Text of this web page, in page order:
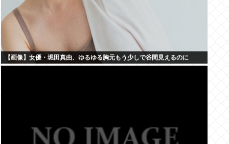
【画像】女優・堀田真由、ゆるゆる胸元もう少しで谷間見えるのに